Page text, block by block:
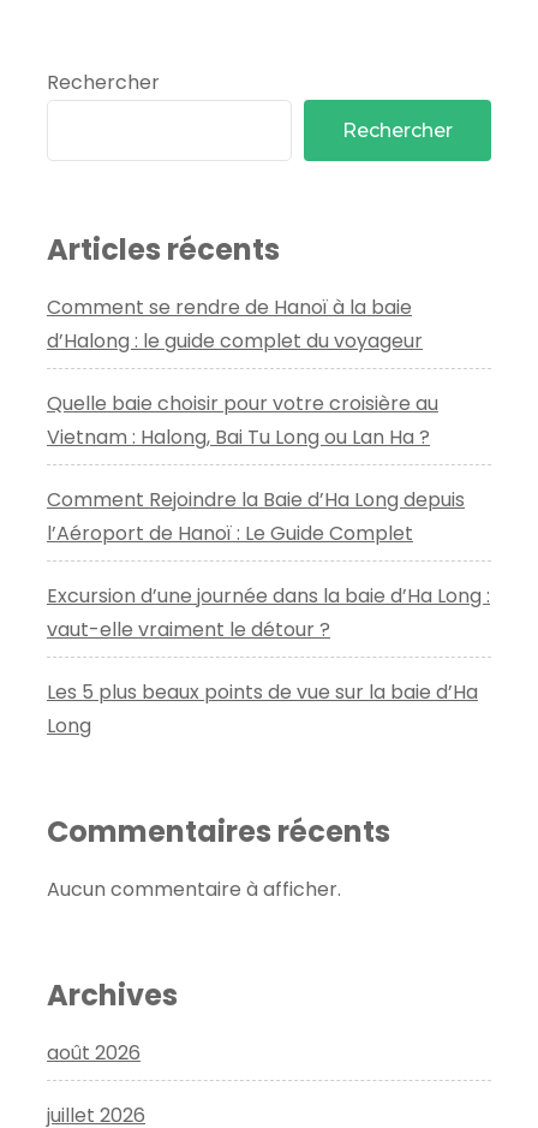
Rechercher
Rechercher
Articles récents
Comment se rendre de Hanoï à la baie
d’Halong : le guide complet du voyageur
Quelle baie choisir pour votre croisière au
Vietnam : Halong, Bai Tu Long ou Lan Ha ?
Comment Rejoindre la Baie d’Ha Long depuis
l’Aéroport de Hanoï : Le Guide Complet
Excursion d’une journée dans la baie d’Ha Long :
vaut-elle vraiment le détour ?
Les 5 plus beaux points de vue sur la baie d’Ha
Long
Commentaires récents
Aucun commentaire à afficher.
Archives
août 2026
juillet 2026